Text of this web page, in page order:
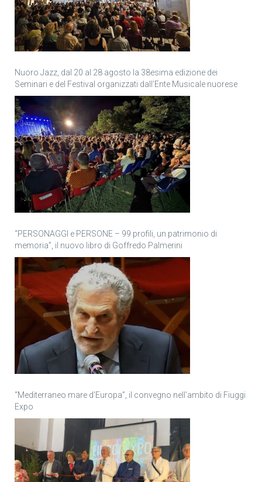
Nuoro Jazz, dal 20 al 28 agosto la 38esima edizione dei
Seminari e del Festival organizzati dall’Ente Musicale nuorese
“PERSONAGGI e PERSONE – 99 profili, un patrimonio di
memoria”, il nuovo libro di Goffredo Palmerini
“Mediterraneo mare d’Europa”, il convegno nell’ambito di Fiuggi
Expo